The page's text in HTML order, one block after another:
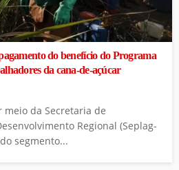
do benefício do Programa
da cana-de-açúcar
meio da Secretaria de
Regional (Seplag-
segmento...